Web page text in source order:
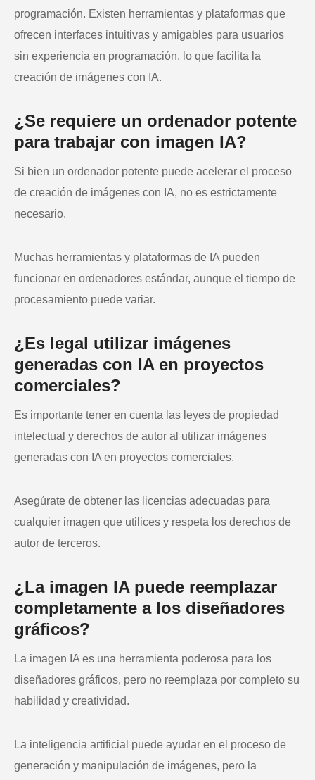
programación. Existen herramientas y plataformas que
ofrecen interfaces intuitivas y amigables para usuarios
sin experiencia en programación, lo que facilita la
creación de imágenes con IA.
¿Se requiere un ordenador potente
para trabajar con imagen IA?
Si bien un ordenador potente puede acelerar el proceso
de creación de imágenes con IA, no es estrictamente
necesario.
Muchas herramientas y plataformas de IA pueden
funcionar en ordenadores estándar, aunque el tiempo de
procesamiento puede variar.
¿Es legal utilizar imágenes
generadas con IA en proyectos
comerciales?
Es importante tener en cuenta las leyes de propiedad
intelectual y derechos de autor al utilizar imágenes
generadas con IA en proyectos comerciales.
Asegúrate de obtener las licencias adecuadas para
cualquier imagen que utilices y respeta los derechos de
autor de terceros.
¿La imagen IA puede reemplazar
completamente a los diseñadores
gráficos?
La imagen IA es una herramienta poderosa para los
diseñadores gráficos, pero no reemplaza por completo su
habilidad y creatividad.
La inteligencia artificial puede ayudar en el proceso de
generación y manipulación de imágenes, pero la